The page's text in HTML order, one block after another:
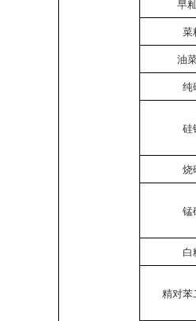
早
菜
油
纯
硅
烧
锰
白
精对苯